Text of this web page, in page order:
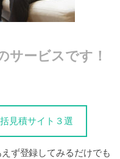
ービスです！
見積サイト３選
ず登録してみるだけでも